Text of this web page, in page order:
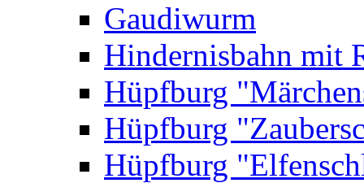
Gaudiwurm
Hindernisbahn mit
Hüpfburg
Hüpfburg
Hüpfburg